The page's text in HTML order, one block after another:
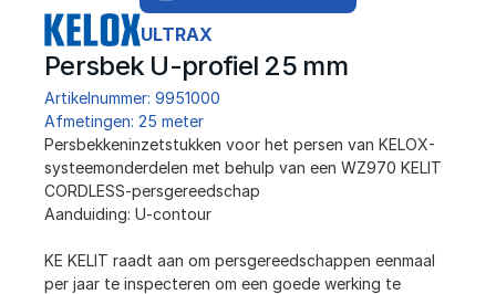
ULTRAX
Persbek U-profiel 25 mm
Artikelnummer: 9951000
Afmetingen: 25 meter
Persbekkeninzetstukken voor het persen van KELOX-
systeemonderdelen met behulp van een WZ970 KELIT
CORDLESS-persgereedschap
Aanduiding: U-contour
KE KELIT raadt aan om persgereedschappen eenmaal
per jaar te inspecteren om een ​​goede werking te